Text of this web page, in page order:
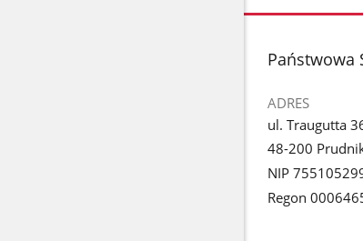
stopka
Państwowa
ADRES
ul. Traugutta
48-200
NIP
Regon